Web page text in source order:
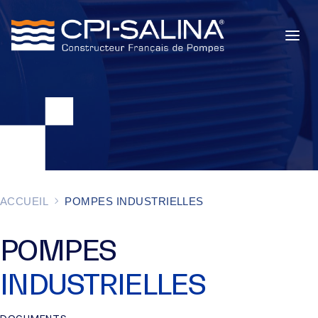
SERVICES
À PROPOS
ACCUEIL POMPES INDUSTRIELLES
POMPES
INDUSTRIELLES